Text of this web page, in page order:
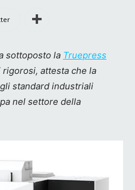
sottoposto la Truepress
rigorosi, attesta che la
standard industriali
nel settore della